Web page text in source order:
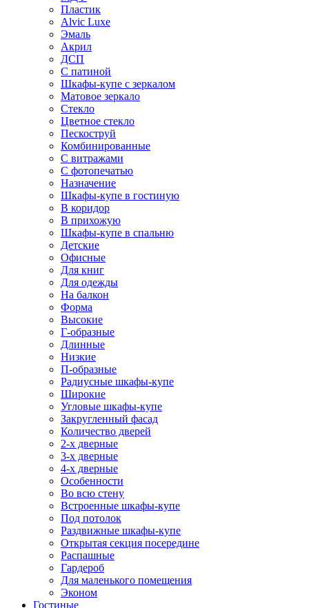
Пластик
Alvic Luxe
Эмаль
Акрил
ДСП
С патиной
Шкафы-купе с зеркалом
Матовое зеркало
Стекло
Цветное стекло
Пескоструй
Комбинированные
С витражами
С фотопечатью
Назначение
Шкафы-купе в гостиную
В коридор
В прихожую
Шкафы-купе в спальню
Детские
Офисные
Для книг
Для одежды
На балкон
Форма
Высокие
Г-образные
Длинные
Низкие
П-образные
Радиусные шкафы-купе
Широкие
Угловые шкафы-купе
Закругленный фасад
Количество дверей
2-х дверные
3-х дверные
4-х дверные
Особенности
Во всю стену
Встроенные шкафы-купе
Под потолок
Раздвижные шкафы-купе
Открытая секция посередине
Распашные
Гардероб
Для маленького помещения
Эконом
Гостиные